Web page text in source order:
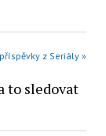
z Seriály »
to sledovat